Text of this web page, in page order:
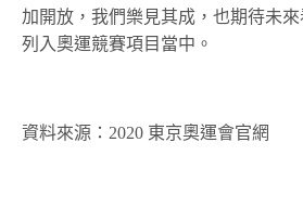
加開放，我們樂見其成，也期待未
列入奧運競賽項目當中。
資料來源：2020 東京奧運會官網